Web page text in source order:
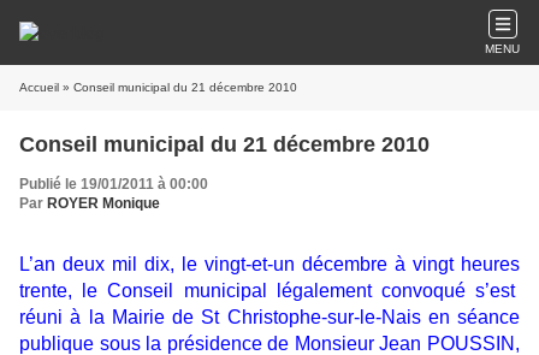
MENU
Accueil » Conseil municipal du 21 décembre 2010
Conseil municipal du 21 décembre 2010
Publié le 19/01/2011 à 00:00
Par ROYER Monique
L’an deux mil dix, le vingt-et-un décembre à vingt heures
trente, le Conseil municipal légalement convoqué s’est
réuni à la Mairie de St Christophe-sur-le-Nais en séance
publique sous la présidence de Monsieur Jean POUSSIN,